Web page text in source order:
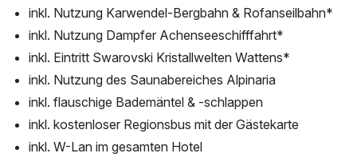
inkl. Nutzung Karwendel-Bergbahn & Rofanseilbahn*
inkl. Nutzung Dampfer Achenseeschifffahrt*
inkl. Eintritt Swarovski Kristallwelten Wattens*
inkl. Nutzung des Saunabereiches Alpinaria
inkl. flauschige Bademäntel & -schlappen
inkl. kostenloser Regionsbus mit der Gästekarte
inkl. W-Lan im gesamten Hotel